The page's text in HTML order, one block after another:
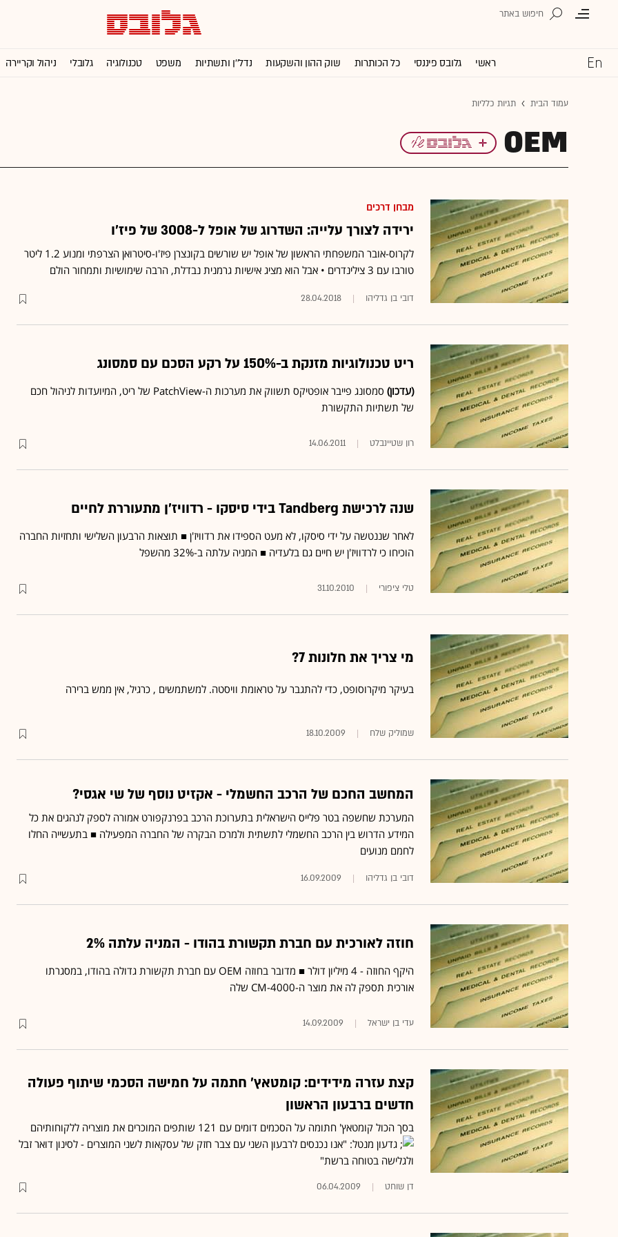
ראשי גלובס פיננסי כל הכותרות שוק ההון והשקעות נדל''ן ותשתיות משפט טכנולוגיה גלובלי ניהול וקריירה
עמוד הבית תגיות כלליות
OEM
מבחן דרכים
ירידה לצורך עלייה: השדרוג של אופל ל-3008 של פיז'ו
לקרוס-אובר המשפחתי הראשון של אופל יש שורשים בקונצרן פיז'ו-סיטרואן הצרפתי ומנוע 1.2 ליטר
טורבו עם 3 צילינדרים • אבל הוא מציג אישיות גרמנית נבדלת, הרבה שימושיות ותמחור הולם
דובי בן גדליהו 28.04.2018
ריט טכנולוגיות מזנקת ב-150% על רקע הסכם עם סמסונג
(עדכון)
סמסונג פייבר אופטיקס תשווק את מערכות ה-PatchView של ריט, המיועדות לניהול חכם
של תשתיות התקשורת
רון שטיינבלט 14.06.2011
שנה לרכישת Tandberg בידי סיסקו - רדוויז'ן מתעוררת לחיים
לאחר שננטשה על ידי סיסקו, לא מעט הספידו את רדוויז'ן ■ תוצאות הרבעון השלישי ותחזיות החברה
הוכיחו כי לרדוויז'ן יש חיים גם בלעדיה ■ המניה עלתה ב-32% מהשפל
טלי ציפורי 31.10.2010
מי צריך את חלונות 7?
בעיקר מיקרוסופט, כדי להתגבר על טראומת וויסטה. למשתמשים , כרגיל, אין ממש ברירה
שמוליק שלח 18.10.2009
המחשב החכם של הרכב החשמלי - אקזיט נוסף של שי אגסי?
המערכת שחשפה בטר פלייס הישראלית בתערוכת הרכב בפרנקפורט אמורה לספק לנהגים את כל
המידע הדרוש בין הרכב החשמלי לתשתית ולמרכז הבקרה של החברה המפעילה ■ בתעשייה החלו
לחמם מנועים
דובי בן גדליהו 16.09.2009
חוזה לאורכית עם חברת תקשורת בהודו - המניה עלתה 2%
היקף החוזה - 4 מיליון דולר ■ מדובר בחוזה OEM עם חברת תקשורת גדולה בהודו, במסגרתו
אורכית תספק לה את מוצר ה-CM-4000 שלה
עדי בן ישראל 14.09.2009
קצת עזרה מידידים: קומטאץ' חתמה על חמישה הסכמי שיתוף פעולה
חדשים ברבעון הראשון
בסך הכול קומטאץ' חתומה על הסכמים דומים עם 121 שותפים המוכרים את מוצריה ללקוחותיהם
גדעון מנטל: "אנו נכנסים לרבעון השני עם צבר חזק של עסקאות לשני המוצרים - לסינון דואר זבל
ולגלישה בטוחה ברשת"
דן שוחט 06.04.2009